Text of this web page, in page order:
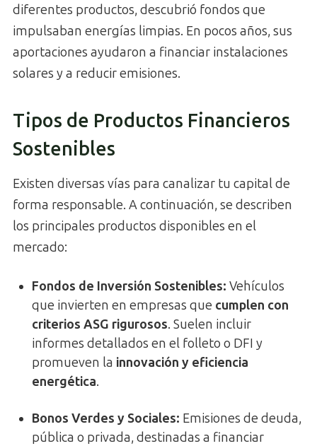
diferentes productos, descubrió fondos que
impulsaban energías limpias. En pocos años, sus
aportaciones ayudaron a financiar instalaciones
solares y a reducir emisiones.
Tipos de Productos Financieros
Sostenibles
Existen diversas vías para canalizar tu capital de
forma responsable. A continuación, se describen
los principales productos disponibles en el
mercado:
Fondos de Inversión Sostenibles: Vehículos
que invierten en empresas que cumplen con
criterios ASG rigurosos. Suelen incluir
informes detallados en el folleto o DFI y
promueven la innovación y eficiencia
energética.
Bonos Verdes y Sociales: Emisiones de deuda,
pública o privada, destinadas a financiar